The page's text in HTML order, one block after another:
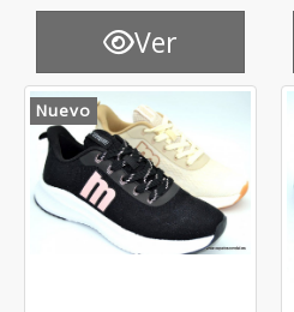
Ver
Nuevo